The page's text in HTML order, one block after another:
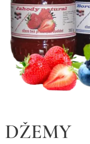
DŽEMY